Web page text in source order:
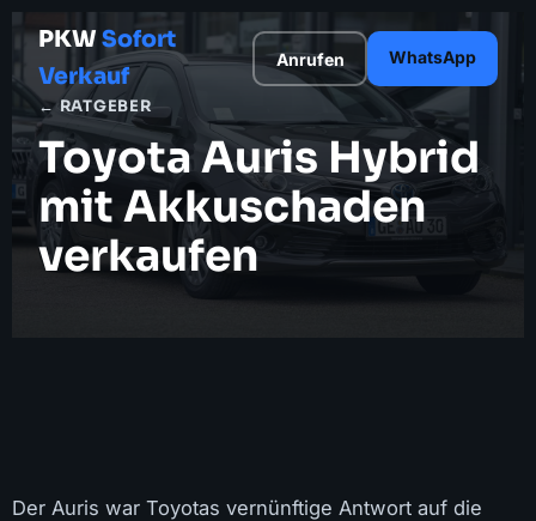
PKW Sofort
Verkauf
Anrufen WhatsApp
← RATGEBER
Toyota Auris Hybrid
mit Akkuschaden
verkaufen
Der Auris war Toyotas vernünftige Antwort auf die